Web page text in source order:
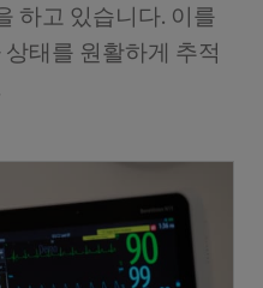
하고 있습니다. 이를
태를 원활하게 추적